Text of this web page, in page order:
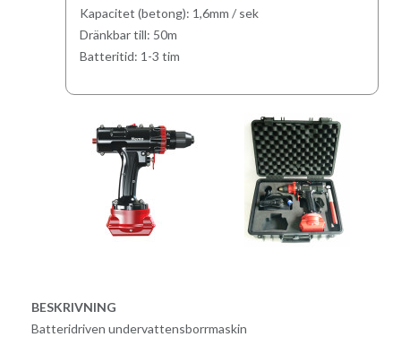
Kapacitet (betong): 1,6mm / sek
Dränkbar till: 50m
Batteritid: 1-3 tim
BESKRIVNING
Batteridriven undervattensborrmaskin